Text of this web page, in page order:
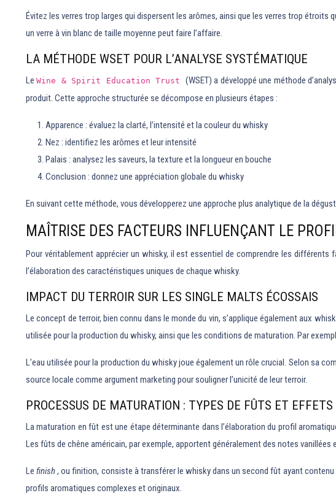
Évitez les verres trop larges qui dispersent les arômes, ainsi que les verres trop étroits
un verre à vin blanc de taille moyenne peut faire l’affaire.
LA MÉTHODE WSET POUR L’ANALYSE SYSTÉMATIQUE
LeWine & Spirit Education Trust (WSET) a développé une méthode
produit. Cette approche structurée se décompose en plusieurs étapes :
Apparence : évaluez la clarté, l’intensité et la couleur du whisky
Nez : identifiez les arômes et leur intensité
Palais : analysez les saveurs, la texture et la longueur en bouche
Conclusion : donnez une appréciation globale du whisky
En suivant cette méthode, vous développerez une approche plus analytique de la
MAÎTRISE DES FACTEURS INFLUENÇANT LE
Pour véritablement apprécier un whisky, il est essentiel de comprendre les
l’élaboration des caractéristiques uniques de chaque whisky.
IMPACT DU TERROIR SUR LES SINGLE MALTS ÉCOSSAIS
Le concept de terroir, bien connu dans le monde du vin, s’applique également aux
utilisée pour la production du whisky, ainsi que les conditions de maturation. Par
L’eau utilisée pour la production du whisky joue également un rôle crucial. Selon sa
source locale comme argument marketing pour souligner l’unicité de leur terroir.
PROCESSUS DE MATURATION : TYPES DE FÛTS ET
La maturation en fût est une étape déterminante dans l’élaboration du profil
Les fûts de chêne américain, par exemple, apportent généralement des notes
Lefinish, ou finition, consiste à transférer le whisky dans un second fût ayant
profils aromatiques complexes et originaux.